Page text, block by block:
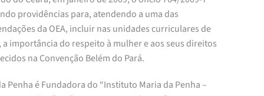
providências para, atendendo a uma das
da OEA, incluir nas unidades curriculares de
a importância do respeito à mulher e aos seus direitos
na Convenção Belém do Pará.
Penha é Fundadora do “Instituto Maria da Penha –